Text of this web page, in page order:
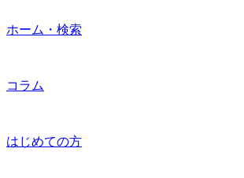
ホーム・検索
コラム
はじめての方